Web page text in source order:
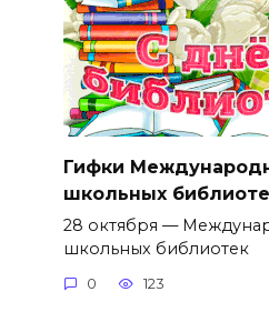
Гифки
школьных
28 октября —
школьных библиотек
0 123